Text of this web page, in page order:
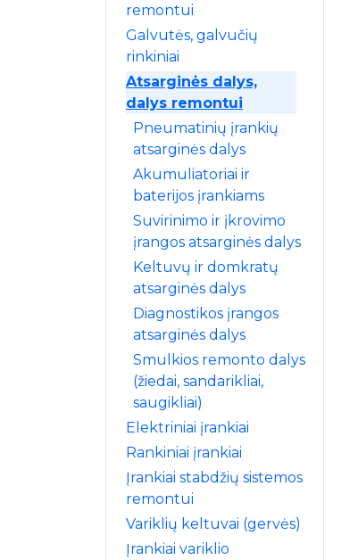
remontui
Galvutės, galvučių
rinkiniai
Atsarginės dalys,
dalys remontui
Pneumatinių įrankių
atsarginės dalys
Akumuliatoriai ir
baterijos įrankiams
Suvirinimo ir įkrovimo
įrangos atsarginės dalys
Keltuvų ir domkratų
atsarginės dalys
Diagnostikos įrangos
atsarginės dalys
Smulkios remonto dalys
(žiedai, sandarikliai,
saugikliai)
Elektriniai įrankiai
Rankiniai įrankiai
Įrankiai stabdžių sistemos
remontui
Variklių keltuvai (gervės)
Įrankiai variklio